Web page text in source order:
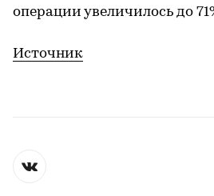
операции увеличилось до
Источник